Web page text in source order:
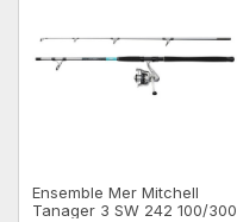
Ensemble Mer Mitchell
Tanager 3 SW 242 100/300